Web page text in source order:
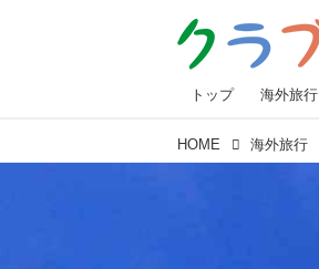
トップ 海外旅行
HOME 海外旅行